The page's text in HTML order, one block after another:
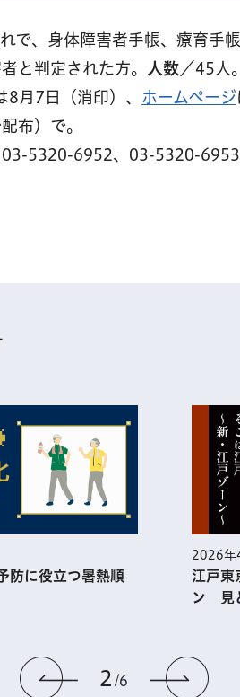
で、身体障害者手帳、療育手
と判定された方。
人数 ／45人。
8月7日（消印）、 ホームページ
布）で。
5320-6952、03-5320-
前のスライドを
2 6
防に役⽴つ暑熱順
2026年
江戸東
ン 見